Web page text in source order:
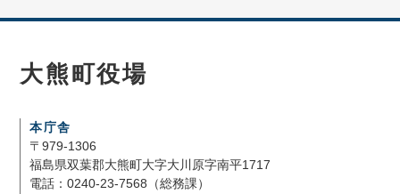
大熊町役場
本庁舎
〒979-1306
福島県双葉郡大熊町大字大川原字南平1717
電話：0240-23-7568（総務課）